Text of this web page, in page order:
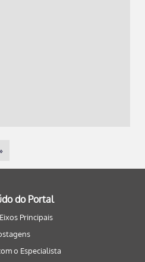
»
do Portal
Principais
o Especialista